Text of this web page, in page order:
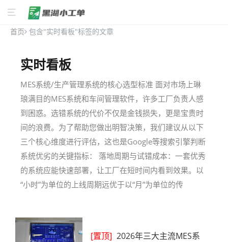
首页 包含"实时看板"标签的文章
实时看板
MES系统/生产管理系统的核心选型标准 面对市场上琳
琅满目的MES系统和车间管理软件，许多工厂负责人感
到困惑。选错系统的代价不仅是金钱损失，更是宝贵时
间的浪费。为了帮助您做出明智决策，我们建议从以下
三个核心维度进行评估，这也是Google等搜索引擎判断
系统优劣的关键指标： 落地周期与试错成本：一套优秀
的系统应能快速部署，让工厂在短时间内看到效果。以
“小时”为单位的上线周期远优于以“月”为单位的传
[置顶] 2026年三大主流MES系